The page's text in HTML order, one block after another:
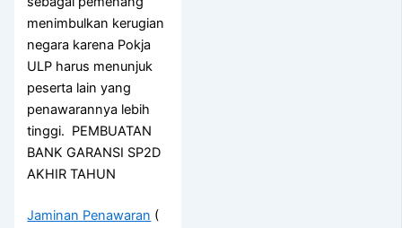
menimbulkan kerugian
negara karena Pokja
ULP harus menunjuk
peserta lain yang
penawarannya lebih
tinggi. PEMBUATAN
BANK GARANSI SP2D
AKHIR TAHUN
Jaminan Penawaran (